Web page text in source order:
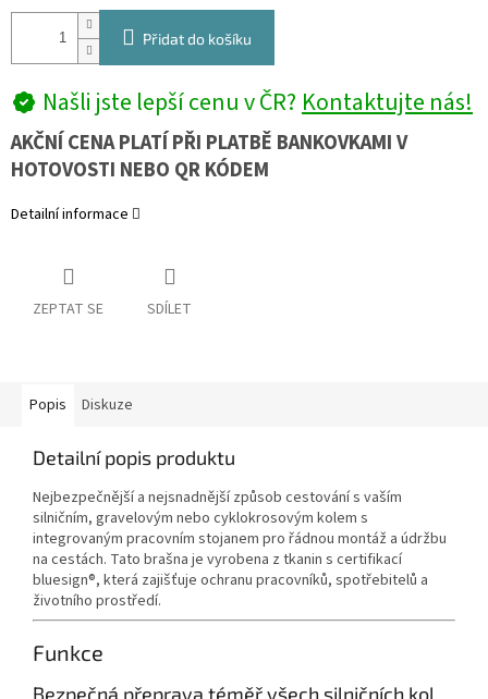
Přidat do košíku
Našli jste lepší cenu v ČR?Kontaktujte nás!
AKČNÍ CENA PLATÍ PŘI PLATBĚ BANKOVKAMI V
HOTOVOSTI NEBO QR KÓDEM
Detailní informace
ZEPTAT SE SDÍLET
Popis Diskuze
Detailní popis produktu
Nejbezpečnější a nejsnadnější způsob cestování s vaším
silničním, gravelovým nebo cyklokrosovým kolem s
integrovaným pracovním stojanem pro řádnou montáž a údržbu
na cestách. Tato brašna je vyrobena z tkanin s certifikací
bluesign®, která zajišťuje ochranu pracovníků, spotřebitelů a
životního prostředí.
Funkce
Bezpečná přeprava téměř všech silničních kol